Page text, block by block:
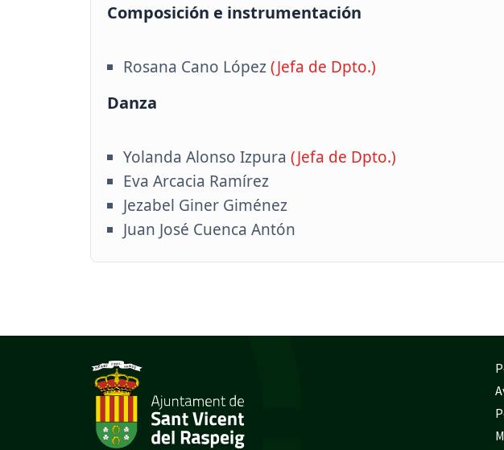
Composición e instrumentación
Rosana Cano López(Jefa de Dpto.)
Danza
Yolanda Alonso Izpura (Jefa de Dpto.)
Eva Arcacia Ramírez
Jezabel Giner Giménez
Juan José Cuenca Antón